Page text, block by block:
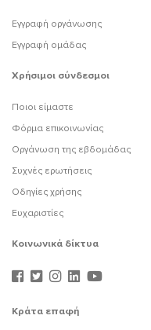
Εγγραφή οργάνωσης
Εγγραφή ομάδας
Χρήσιμοι σύνδεσμοι
Ποιοι είμαστε
Φόρμα επικοινωνίας
Οργάνωση της εβδομάδας
Συχνές ερωτήσεις
Οδηγίες χρήσης
Ευχαριστίες
Κοινωνικά δίκτυα
Κράτα επαφή